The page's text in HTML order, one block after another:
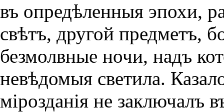
въ опредѣленныя эпохи,
свѣтъ, другой предметъ,
безмолвные ночи, надъ
невѣдомыя светила.
мiрозданiя не заключалъ